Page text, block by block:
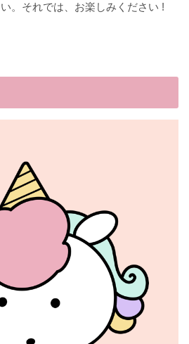
。それでは、お楽しみください !